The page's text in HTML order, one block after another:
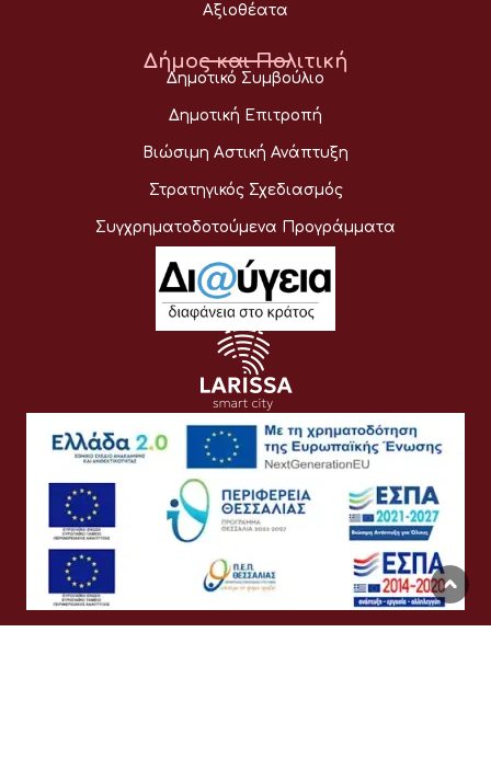
Αξιοθέατα
Δήμος και Πολιτική
Δημοτικό Συμβούλιο
Δημοτική Επιτροπή
Βιώσιμη Αστική Ανάπτυξη
Στρατηγικός Σχεδιασμός
Συγχρηματοδοτούμενα Προγράμματα